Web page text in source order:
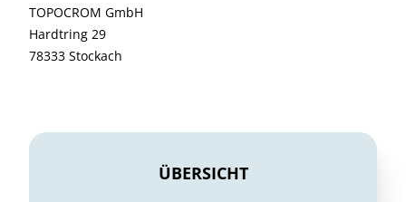
TOPOCROM GmbH
Hardtring 29
78333 Stockach
ÜBERSICHT